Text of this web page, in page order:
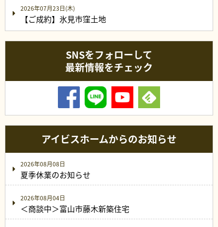
2026年07月23日(木)
【ご成約】氷見市窪土地
SNSをフォローして
最新情報をチェック
アイビスホームからのお知らせ
2026年08月08日
夏季休業のお知らせ
2026年08月04日
＜商談中＞富山市藤木新築住宅